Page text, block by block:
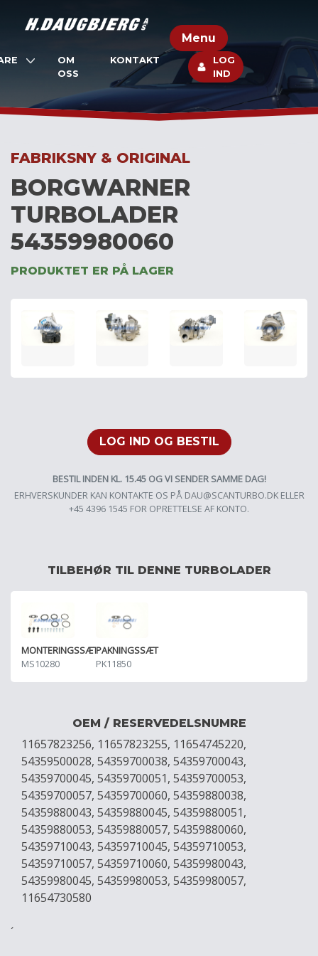
Menu
OM
OSS
KONTAKT
LOG
IND
FABRIKSNY & ORIGINAL
BORGWARNER
TURBOLADER
54359980060
PRODUKTET ER PÅ LAGER
LOG IND OG BESTIL
BESTIL INDEN KL. 15.45 OG VI SENDER SAMME DAG!
ERHVERSKUNDER KAN KONTAKTE OS PÅ DAU@SCANTURBO.DKELLER
+45 4396 1545 FOR OPRETTELSE AF KONTO.
TILBEHØR TIL DENNE TURBOLADER
MONTERINGSSÆT
MS10280
PAKNINGSSÆT
PK11850
OEM / RESERVEDELSNUMRE
11657823256, 11657823255, 11654745220,
54359500028, 54359700038, 54359700043,
54359700045, 54359700051, 54359700053,
54359700057, 54359700060, 54359880038,
54359880043, 54359880045, 54359880051,
54359880053, 54359880057, 54359880060,
54359710043, 54359710045, 54359710053,
54359710057, 54359710060, 54359980043,
54359980045, 54359980053, 54359980057,
11654730580
´